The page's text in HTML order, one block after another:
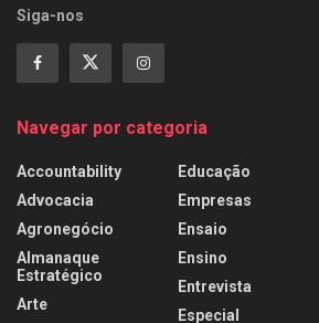
Siga-nos
Navegar por categoria
Accountability
Advocacia
Agronegócio
Almanaque
Estratégico
Arte
Educação
Empresas
Ensaio
Ensino
Entrevista
Especial